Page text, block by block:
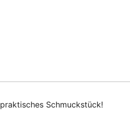
Schmuckstück!